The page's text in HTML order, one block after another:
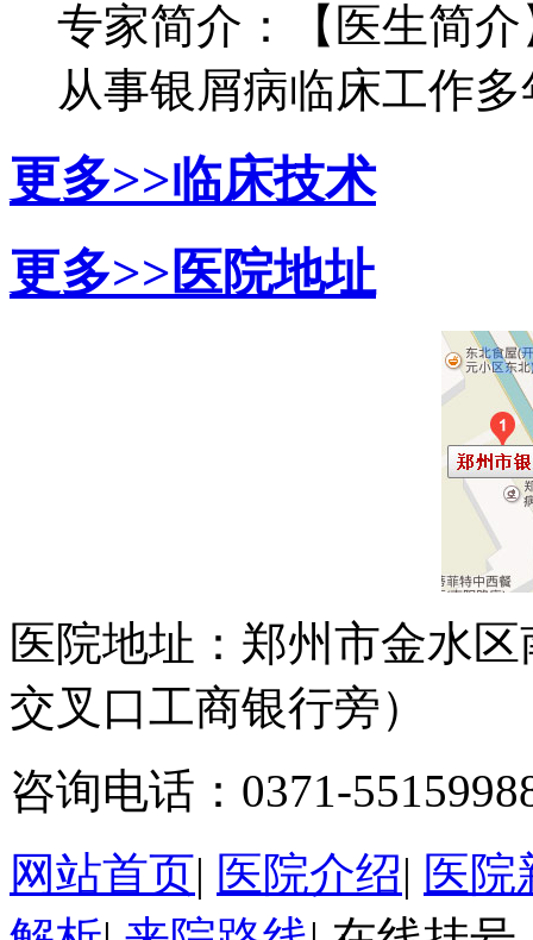
专家简介：【医生简
从事银屑病临床工作多
更多>>临床技术
更多>>医院地址
医院地址：郑州市金水
交叉口工商银行旁）
咨询电话：0371-
网站首页| 医院介绍| 医院